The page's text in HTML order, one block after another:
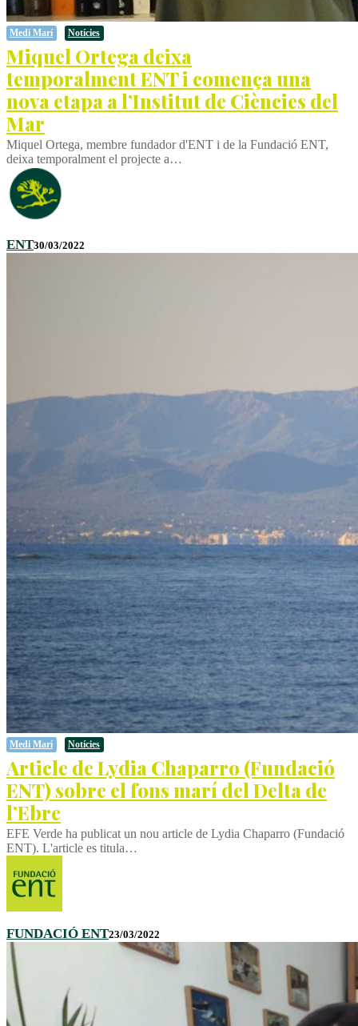
Medi Marí Notícies
Miquel Ortega deixa
temporalment ENT i comença una
nova etapa a l’Institut de Ciències del
Mar
Miquel Ortega, membre fundador d'ENT i de la Fundació ENT,
deixa temporalment el projecte a…
ENT30/03/2022
Medi Marí Notícies
Article de Lydia Chaparro (Fundació
ENT) sobre el fons marí del Delta de
l’Ebre
EFE Verde ha publicat un nou article de Lydia Chaparro (Fundació
ENT). L'article es titula…
FUNDACIÓ ENT23/03/2022